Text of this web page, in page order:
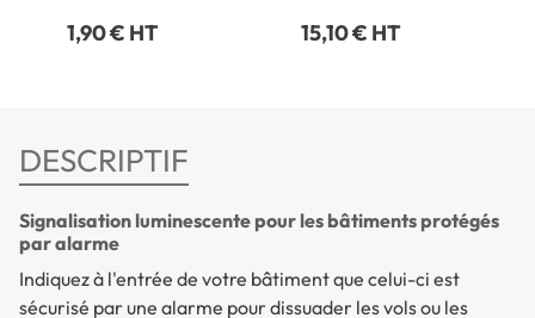
1,90 € HT 15,10 € HT
DESCRIPTIF
Signalisation luminescente pour les bâtiments protégés
par alarme
Indiquez à l'entrée de votre bâtiment que celui-ci est
sécurisé par une alarme pour dissuader les vols ou les